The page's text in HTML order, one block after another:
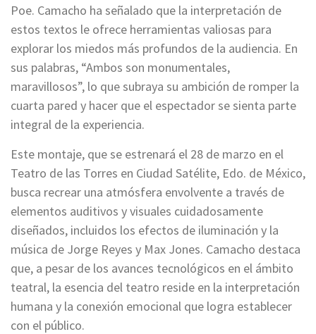
Poe. Camacho ha señalado que la interpretación de
estos textos le ofrece herramientas valiosas para
explorar los miedos más profundos de la audiencia. En
sus palabras, “Ambos son monumentales,
maravillosos”, lo que subraya su ambición de romper la
cuarta pared y hacer que el espectador se sienta parte
integral de la experiencia.
Este montaje, que se estrenará el 28 de marzo en el
Teatro de las Torres en Ciudad Satélite, Edo. de México,
busca recrear una atmósfera envolvente a través de
elementos auditivos y visuales cuidadosamente
diseñados, incluidos los efectos de iluminación y la
música de Jorge Reyes y Max Jones. Camacho destaca
que, a pesar de los avances tecnológicos en el ámbito
teatral, la esencia del teatro reside en la interpretación
humana y la conexión emocional que logra establecer
con el público.